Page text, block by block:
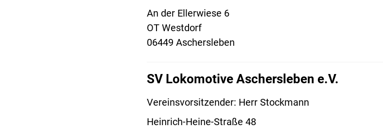
An der Ellerwiese 6
OT Westdorf
06449 Aschersleben
SV Lokomotive Aschersleben e.V.
Vereinsvorsitzender: Herr Stockmann
Heinrich-Heine-Straße 48